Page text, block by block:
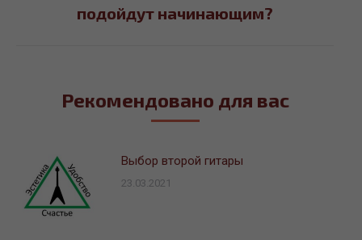
запись:
подойдут начинающим?
Рекомендовано для вас
Выбор второй гитары
23.03.2021